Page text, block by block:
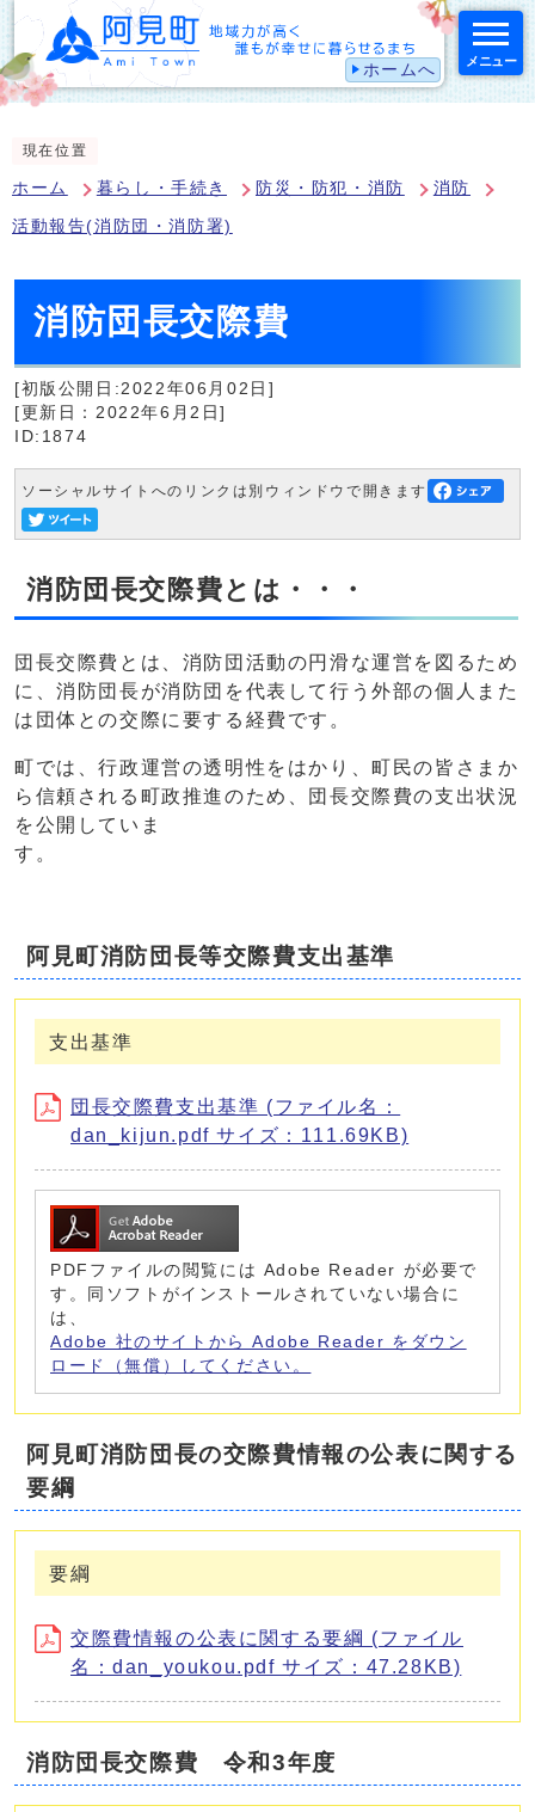
ホームへ メニュー
現在位置
ホーム 暮らし・手続き 防災・防犯・消防 消防
活動報告(消防団・消防署)
消防団長交際費
[初版公開日:2022年06月02日]
[更新日：2022年6月2日]
ID:1874
ソーシャルサイトへのリンクは別ウィンドウで開きます
消防団長交際費とは・・・
団長交際費とは、消防団活動の円滑な運営を図るため
に、消防団長が消防団を代表して行う外部の個人また
は団体との交際に要する経費です。
町では、行政運営の透明性をはかり、町民の皆さまか
ら信頼される町政推進のため、団長交際費の支出状況
を公開していま
す
阿見町消防団長等交際費支出基準
支出基準
団長交際費支出基準 (ファイル名：
dan_kijun.pdf サイズ：111.69KB)
PDFファイルの閲覧には Adobe Reader が必要で
す。同ソフトがインストールされていない場合に
は、
Adobe 社のサイトから Adobe Reader をダウン
ロード（無償）してください。
阿見町消防団長の交際費情報の公表に関する
要綱
要綱
交際費情報の公表に関する要綱 (ファイル
名：dan_youkou.pdf サイズ：47.28KB)
消防団長交際費 令和3年度